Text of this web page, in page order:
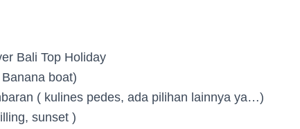
Bali Top Holiday
boat)
( kulines pedes, ada pilihan lainnya ya…)
sunset )